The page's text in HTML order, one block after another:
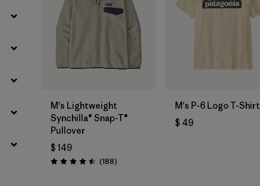
M's Lightweight
Synchilla® Snap-T®
Pullover
$ 149
Valoración: 4.5 / 5
(188Comentarios
)
M's P-6 Logo T-Shirt
$ 49